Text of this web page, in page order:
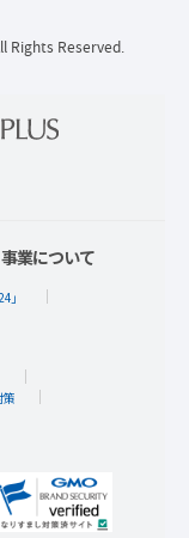
Rights Reserved.
業について
」
策